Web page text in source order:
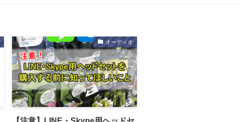
オーディオ